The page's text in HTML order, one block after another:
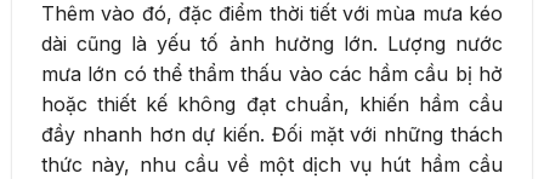
Thêm vào đó, đặc điểm thời tiết với mùa mưa kéo
dài cũng là yếu tố ảnh hưởng lớn. Lượng nước
mưa lớn có thể thẩm thấu vào các hầm cầu bị hở
hoặc thiết kế không đạt chuẩn, khiến hầm cầu
đầy nhanh hơn dự kiến. Đối mặt với những thách
thức này, nhu cầu về một dịch vụ hút hầm cầu